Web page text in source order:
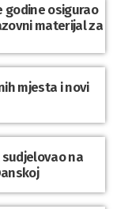
godine osigurao
materijal za
mjesta i novi
na